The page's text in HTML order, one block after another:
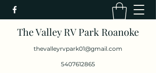
The Valley RV Park Roanoke
thevalleyrvpark01@gmail.com
5407612865